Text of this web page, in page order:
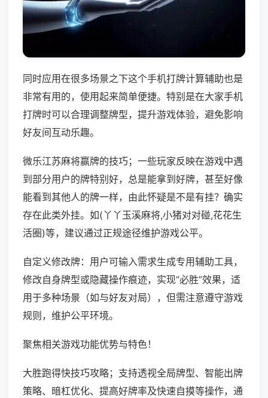
同时应用在很多场景之下这个手机打牌计算辅助也是
非常有用的，使用起来简单便捷。特别是在大家手机
打牌时可以合理调整牌型，提升游戏体验，避免影响
好友间互动乐趣。
微乐江苏麻将赢牌的技巧；一些玩家反映在游戏中遇
到部分用户的牌特别好，总是能拿到好牌，甚至好像
能看到其他人的牌一样，由此怀疑是不是有挂？确实
存在此类外挂。如(丫丫玉溪麻将,小猪对对碰,花花生
活圈)等，建议通过正规途径维护游戏公平。
自定义修改牌：用户可输入需求生成专用辅助工具，
修改自身牌型或隐藏操作痕迹，实现“必胜”效果，适
用于多种场景（如与好友对局），但需注意遵守游戏
规则，维护公平环境。
聚焦相关游戏功能优势与特色！
大胜跑得快技巧攻略；支持透视全局牌型、智能出牌
策略、暗杠优化、提高好牌率及快速自摸等操作，通